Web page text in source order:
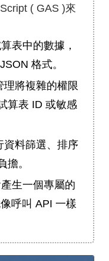
( GAS )來
表中的數據，
格式。
理將複雜的權限
算表 ID 或敏感
資料篩選、排序
擔。
生一個專屬的
呼叫 API 一樣